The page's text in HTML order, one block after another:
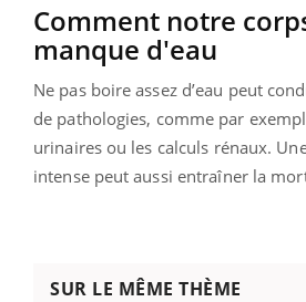
Comment notre
manque d'eau
Ne pas boire assez d’eau peut
de pathologies, comme par
urinaires ou les calculs rénaux.
intense peut aussi entraîner la
SUR LE MÊME THÈME